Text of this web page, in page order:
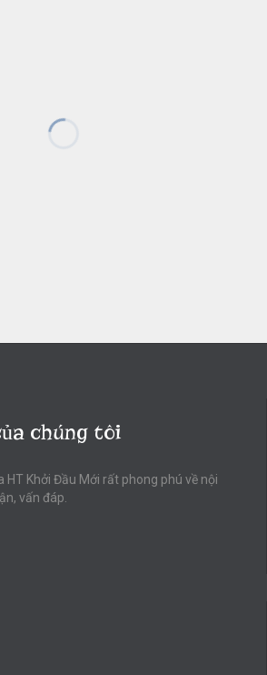
chúng tôi
HT Khởi Đầu Mới rất phong phú về nội
vấn đáp.